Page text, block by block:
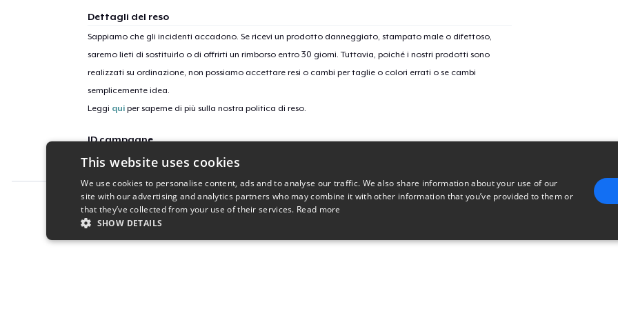
Dettagli del reso
Sappiamo che gli incidenti accadono. Se ricevi un prodotto danneggiato, stampato male o difettoso,
saremo lieti di sostituirlo o di offrirti un rimborso entro 30 giorni. Tuttavia, poiché i nostri prodotti sono
realizzati su ordinazione, non possiamo accettare resi o cambi per taglie o colori errati o se cambi
semplicemente idea.
Leggi quiper saperne di più sulla nostra politica di reso.
ID campagne
chip-9190
Report this product
This website uses cookies
We use cookies to personalise content, ads and to analyse our traffic. We also share information about your use of our
site with our advertising and analytics partners who may combine it with other information that you’ve provided to them or
that they’ve collected from your use of their services. Read more
SHOW DETAILS